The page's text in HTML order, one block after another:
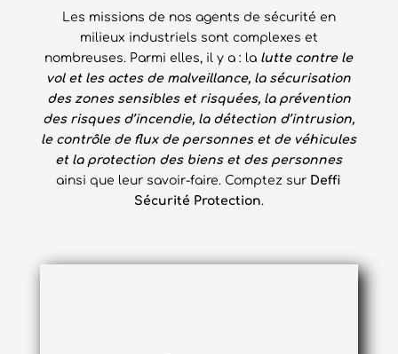
Les missions de nos agents de sécurité en
milieux industriels sont complexes et
nombreuses. Parmi elles, il y a : la lutte contre le
vol et les actes de malveillance, la sécurisation
des zones sensibles et risquées, la prévention
des risques d’incendie, la détection d’intrusion,
le contrôle de flux de personnes et de véhicules
et la protection des biens et des personnes
ainsi que leur savoir-faire. Comptez sur Deffi
Sécurité Protection.